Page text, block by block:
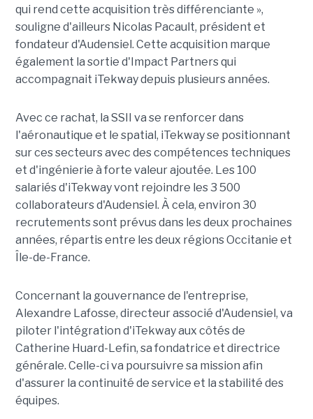
qui rend cette acquisition très différenciante »,
souligne d'ailleurs Nicolas Pacault, président et
fondateur d'Audensiel. Cette acquisition marque
également la sortie d'Impact Partners qui
accompagnait iTekway depuis plusieurs années.
Avec ce rachat, la SSII va se renforcer dans
l'aéronautique et le spatial, iTekway se positionnant
sur ces secteurs avec des compétences techniques
et d'ingénierie à forte valeur ajoutée. Les 100
salariés d'iTekway vont rejoindre les 3 500
collaborateurs d'Audensiel. À cela, environ 30
recrutements sont prévus dans les deux prochaines
années, répartis entre les deux régions Occitanie et
Île-de-France.
Concernant la gouvernance de l'entreprise,
Alexandre Lafosse, directeur associé d'Audensiel, va
piloter l'intégration d'iTekway aux côtés de
Catherine Huard-Lefin, sa fondatrice et directrice
générale. Celle-ci va poursuivre sa mission afin
d'assurer la continuité de service et la stabilité des
équipes.